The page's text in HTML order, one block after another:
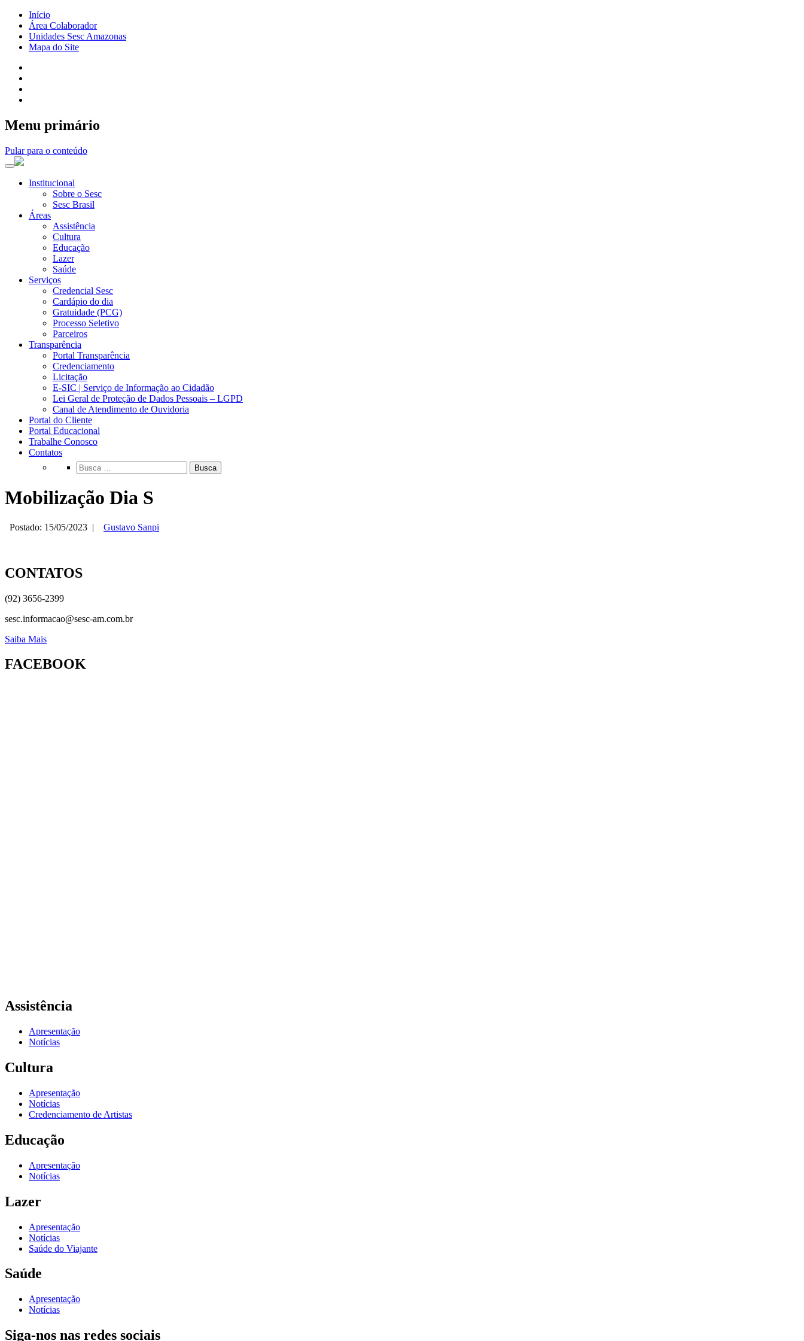
Início
Área Colaborador
Unidades Sesc Amazonas
Mapa do Site
Menu primário
Pular para o conteúdo
Institucional
Sobre o Sesc
Sesc Brasil
Áreas
Assistência
Cultura
Educação
Lazer
Saúde
Serviços
Credencial Sesc
Cardápio do dia
Gratuidade (PCG)
Processo Seletivo
Parceiros
Transparência
Portal Transparência
Credenciamento
Licitação
E-SIC | Serviço de Informação ao Cidadão
Lei Geral de Proteção de Dados Pessoais – LGPD
Canal de Atendimento de Ouvidoria
Portal do Cliente
Portal Educacional
Trabalhe Conosco
Contatos
Busca
Mobilização Dia S
Postado: 15/05/2023 | Gustavo Sanpi
CONTATOS
(92) 3656-2399
sesc.informacao@sesc-am.com.br
Saiba Mais
FACEBOOK
Assistência
Apresentação
Notícias
Cultura
Apresentação
Notícias
Credenciamento de Artistas
Educação
Apresentação
Notícias
Lazer
Apresentação
Notícias
Saúde do Viajante
Saúde
Apresentação
Notícias
Siga-nos nas redes sociais